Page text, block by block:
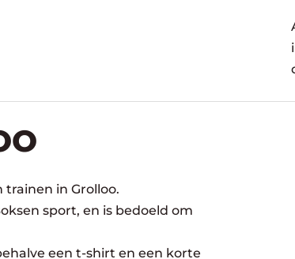
in Grolloo.
sport, en is bedoeld om
een t-shirt en een korte